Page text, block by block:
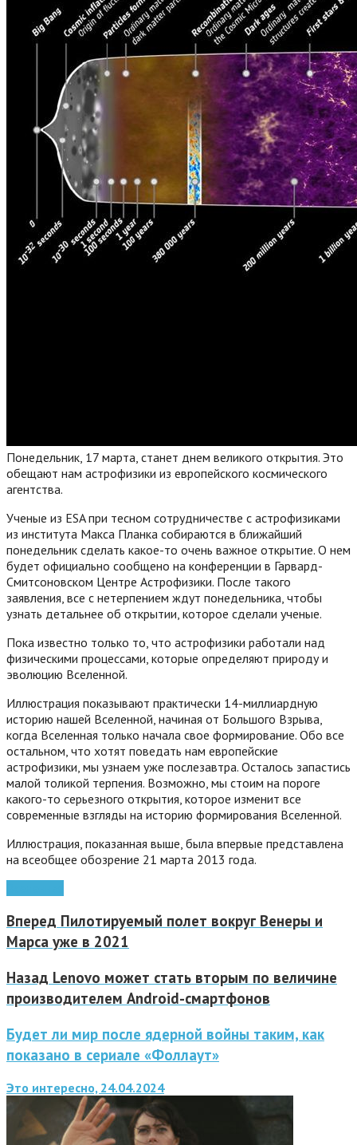
Понедельник, 17 марта, станет днем великого открытия. Это
обещают нам астрофизики из европейского космического
агентства.
Ученые из ESA при тесном сотрудничестве с астрофизиками
из института Макса Планка собираются в ближайший
понедельник сделать какое-то очень важное открытие. О нем
будет официально сообщено на конференции в Гарвард-
Смитсоновском Центре Астрофизики. После такого
заявления, все с нетерпением ждут понедельника, чтобы
узнать детальнее об открытии, которое сделали ученые.
Пока известно только то, что астрофизики работали над
физическими процессами, которые определяют природу и
эволюцию Вселенной.
Иллюстрация показывают практически 14-миллиардную
историю нашей Вселенной, начиная от Большого Взрыва,
когда Вселенная только начала свое формирование. Обо все
остальном, что хотят поведать нам европейские
астрофизики, мы узнаем уже послезавтра. Осталось запастись
малой толикой терпения. Возможно, мы стоим на пороге
какого-то серьезного открытия, которое изменит все
современные взгляды на историю формирования Вселенной.
Иллюстрация, показанная выше, была впервые представлена
на всеобщее обозрение 21 марта 2013 года.
Вперед Пилотируемый полет вокруг Венеры и
Марса уже в 2021
Назад Lenovo может стать вторым по величине
производителем Android-смартфонов
Будет ли мир после ядерной войны таким, как
показано в сериале «Фоллаут»
Это интересно, 24.04.2024